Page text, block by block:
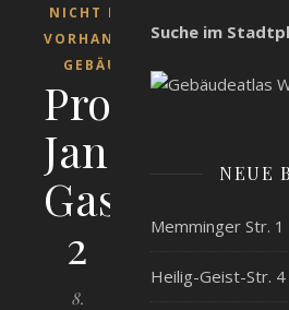
NICHT MEHR
VORHANDENE
GEBÄUDE
Prof.-
Jann-
Gasse
2
8.
Suche im
NEUE
Memminger Str. 1
Heilig-Geist-Str. 4